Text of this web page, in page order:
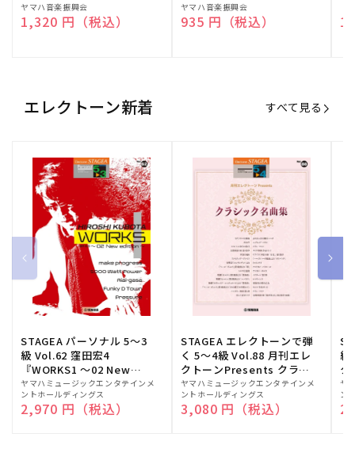
販
売
ヤマハ音楽振興会
通常価格
1,320 円（税込）
販
売
ヤマハ音楽振興会
通常価格
935 円（税込）
売
エレクトーン新着 すべて見る
STAGEA パーソナル 5～3
級 Vol.62 窪田宏4
『WORKS1 ～02 New
edition～』
販
売
元:
ヤマハミュージックエンタテインメ
ントホールディングス
通常価格
2,970 円（税込）
STAGEA エレクトーンで弾
く 5～4級 Vol.88 月刊エレ
クトーンPresents クラシ
ック名曲集
販
売
元:
ヤマハミュージックエンタテインメ
ントホールディングス
通常価格
3,080 円（税込）
級
ク
販
売
元:
ヤ
ン